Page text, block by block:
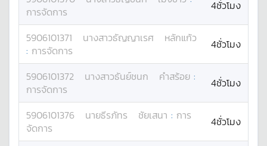
การจัดการ
4ชั่วโมง
5906101371 นางสาวธัญญาเรศ
หลักแก้ว
: การจัดการ 4ชั่วโมง
5906101372 นางสาวธันย์ชนก คำสร้อย :
การจัดการ
4ชั่วโมง
5906101376 นายธีรภัทร ชัยเสนา : การ
จัดการ
4ชั่วโมง